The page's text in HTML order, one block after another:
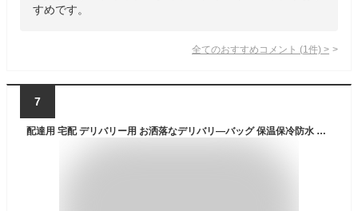
すめです。
全てのおすすめコメント (1 件) >
7
配達用 宅配 デリバリー用 お洒落なデリバリ―バッグ 保温保冷防水 超軽量 uber eats リュック バック ピザ お寿司 保温 WONDER BLESSING